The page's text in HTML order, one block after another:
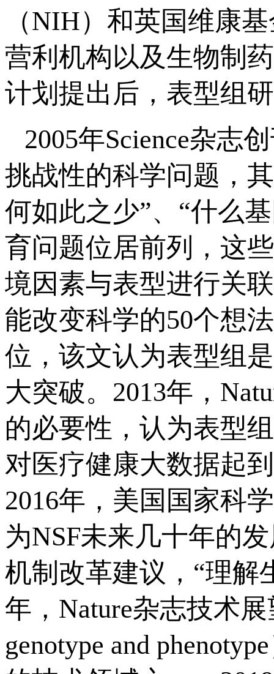
（NIH）和英国维康
营利机构以及生物制
计划提出后，表型组
2005年Science杂志
挑战性的科学问题，
何如此之少”、“什么
育问题位居前列，这
境因素与表型进行关
能改变科学的50个想
位，该文认为表型组
大突破。2013年，
的必要性，认为表型
对医疗健康大数据起
2016年，美国国家科
为NSF未来几十年的
机制改革建议，“理解
年，Nature杂志技术
genotype and